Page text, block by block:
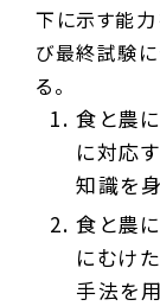
下に示す能力
び最終試験
る。
食と農
に対応
知識を
食と農
にむけ
手法を